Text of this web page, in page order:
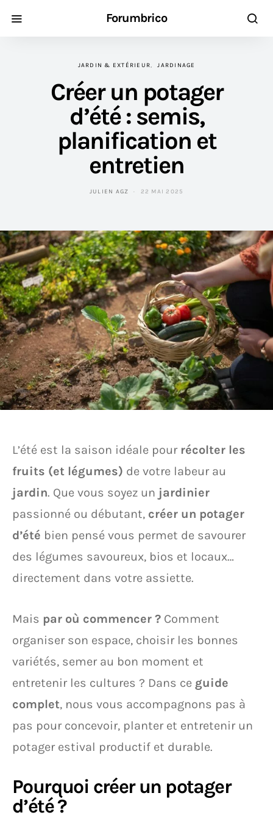
Forumbrico
JARDIN & EXTÉRIEUR JARDINAGE
Créer un potager
d’été : semis,
planification et
entretien
JULIEN AGZ 22 MAI 2025
L’été est la saison idéale pour récolter les
fruits (et légumes) de votre labeur au
jardin. Que vous soyez un jardinier
passionné ou débutant, créer un potager
d’été bien pensé vous permet de savourer
des légumes savoureux, bios et locaux…
directement dans votre assiette.
Mais par où commencer ? Comment
organiser son espace, choisir les bonnes
variétés, semer au bon moment et
entretenir les cultures ? Dans ce guide
complet, nous vous accompagnons pas à
pas pour concevoir, planter et entretenir un
potager estival productif et durable.
Pourquoi créer un potager
d’été ?